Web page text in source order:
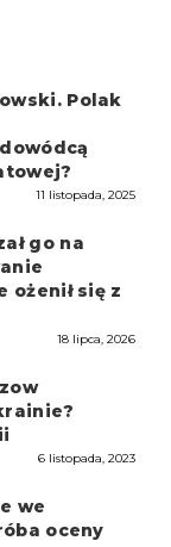
Polak
11 listopada, 2025
go na
ożenił się z
18 lipca, 2026
6 listopada, 2023
we
oceny